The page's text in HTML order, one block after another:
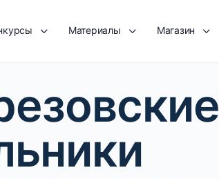
Материалы Магазин